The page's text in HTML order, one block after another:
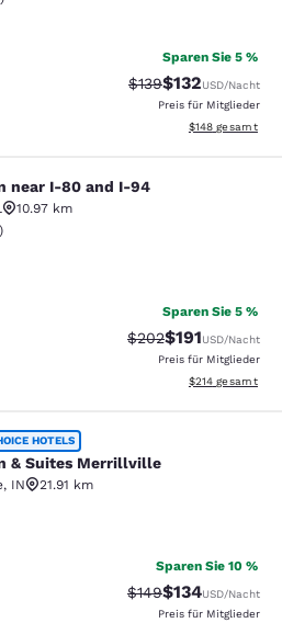
Sparen Sie 5 %
Durchgestrichener
$139Vergünstigter
$132USD/Nacht
Preis für Mitglieder
Geschätzte
$148 gesamt
80 and I-94
near I-80 and I-94
10.97 km
Bewertung. Gut. 599 Bewertungen
)
Sparen Sie 5 %
Durchgestrichener
$202Vergünstigter
$191USD/Nacht
Preis für Mitglieder
Geschätzte
$214 gesamt
Merrillville
HOTELS
& Suites Merrillville
, IN
21.91 km
Bewertung. Gut. 47 Bewertungen
Sparen Sie 10 %
Durchgestrichener
$149Vergünstigter
$134USD/Nacht
Preis für Mitglieder